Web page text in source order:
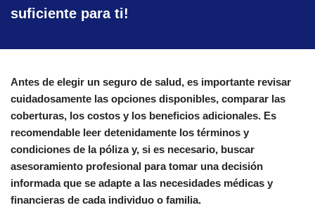
suficiente para ti!
Antes de elegir un seguro de salud, es importante revisar
cuidadosamente las opciones disponibles, comparar las
coberturas, los costos y los beneficios adicionales. Es
recomendable leer detenidamente los términos y
condiciones de la póliza y, si es necesario, buscar
asesoramiento profesional para tomar una decisión
informada que se adapte a las necesidades médicas y
financieras de cada individuo o familia.